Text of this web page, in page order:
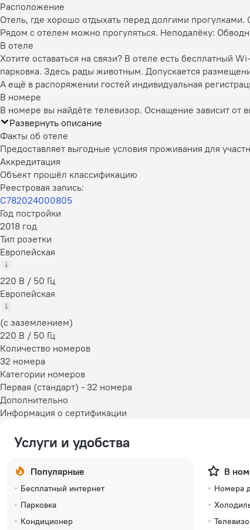
Расположение
Отель, где хорошо отдыхать перед долгими
Рядом с отелем можно прогуляться. Неподалёку:
В отеле
Хотите оставаться на связи? В отеле есть бесплатный
парковка. Здесь рады животным. Допускается
А ещё в распоряжении гостей индивидуальная
В номере
В номере вы найдёте телевизор. Оснащение зависит от
Развернуть описание
Факты об отеле
Предоставляет выгодные условия проживания для
Аккредитация
Объект прошёл классификацию
Реестровая запись:
С782024000805
Год постройки
2018 год
Тип розетки
Европейская
220 В / 50 Гц
Европейская
(с заземлением)
220 В / 50 Гц
Количество номеров
32 номера
Категории номеров
Первая (стандарт) - 32 номера
Дополнительно
Информация о сертификации
Услуги и удобства
Популярные
Бесплатный интернет
Парковка
Кондиционер
В
Номера